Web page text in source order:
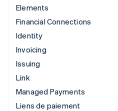
Elements
Financial Connections
Identity
Invoicing
Issuing
Link
Managed Payments
Liens de paiement